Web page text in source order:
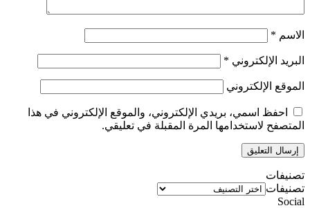
الاسم *
البريد الإلكتروني *
الموقع الإلكتروني
احفظ اسمي، بريدي الإلكتروني، والموقع الإلكتروني في هذا
المتصفح لاستخدامها المرة المقبلة في تعليقي.
تصنيفات
تصنيفات
Social